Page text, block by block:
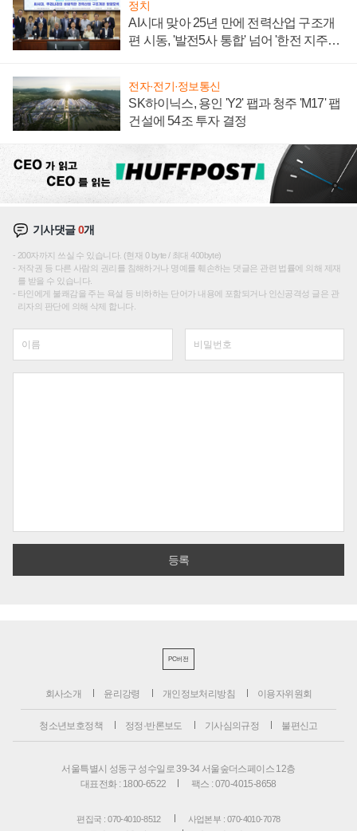
정치
AI시대 맞아 25년 만에 전력산업 구조개
편 시동, '발전5사 통합' 넘어 '한전 지주사'
전자·전기·정보통신
SK하이닉스, 용인 'Y2' 팹과 청주 'M17' 팹
건설에 54조 투자 결정
기사댓글0개
200자까지 쓰실 수 있습니다. (현재 0 byte / 최대 400byte)
저작권 등 다른 사람의 권리를 침해하거나 명예를 훼손하는 댓글은 관련 법률에 의해 제재
를 받을 수 있습니다.
타인에게 불쾌감을 주는 욕설 등 비하하는 단어가 내용에 포함되거나 인신공격성 글은 관
리자의 판단에 의해 삭제 합니다.
PC버전
회사소개 윤리강령 개인정보처리방침 이용자위원회
청소년보호정책 정정·반론보도 기사심의규정 불편신고
서울특별시 성동구 성수일로 39-34 서울숲더스페이스 12층
대표전화 : 1800-6522
팩스 : 070-4015-8658
편집국 : 070-4010-8512
사업본부 : 070-4010-7078